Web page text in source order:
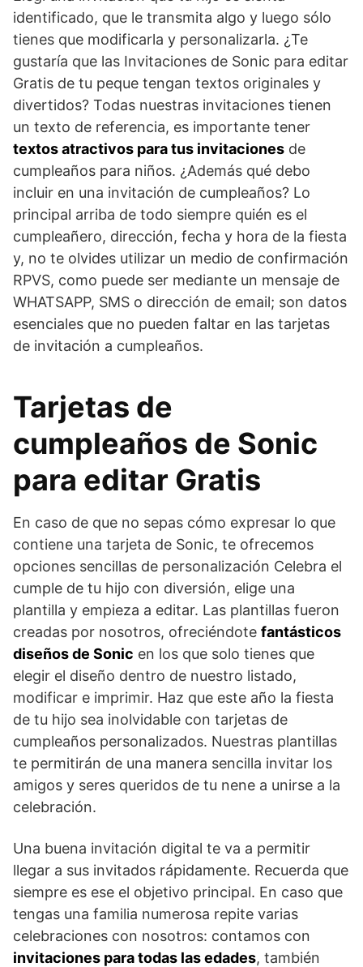
identificado, que le transmita algo y luego sólo
tienes que modificarla y personalizarla. ¿Te
gustaría que las Invitaciones de Sonic para editar
Gratis de tu peque tengan textos originales y
divertidos? Todas nuestras invitaciones tienen
un texto de referencia, es importante tener
textos atractivos para tus invitaciones de
cumpleaños para niños. ¿Además qué debo
incluir en una invitación de cumpleaños? Lo
principal arriba de todo siempre quién es el
cumpleañero, dirección, fecha y hora de la fiesta
y, no te olvides utilizar un medio de confirmación
RPVS, como puede ser mediante un mensaje de
WHATSAPP, SMS o dirección de email; son datos
esenciales que no pueden faltar en las tarjetas
de invitación a cumpleaños.
Tarjetas de
cumpleaños de Sonic
para editar Gratis
En caso de que no sepas cómo expresar lo que
contiene una tarjeta de Sonic, te ofrecemos
opciones sencillas de personalización Celebra el
cumple de tu hijo con diversión, elige una
plantilla y empieza a editar. Las plantillas fueron
creadas por nosotros, ofreciéndote fantásticos
diseños de Sonic en los que solo tienes que
elegir el diseño dentro de nuestro listado,
modificar e imprimir. Haz que este año la fiesta
de tu hijo sea inolvidable con tarjetas de
cumpleaños personalizados. Nuestras plantillas
te permitirán de una manera sencilla invitar los
amigos y seres queridos de tu nene a unirse a la
celebración.
Una buena invitación digital te va a permitir
llegar a sus invitados rápidamente. Recuerda que
siempre es ese el objetivo principal. En caso que
tengas una familia numerosa repite varias
celebraciones con nosotros: contamos con
invitaciones para todas las edades, también